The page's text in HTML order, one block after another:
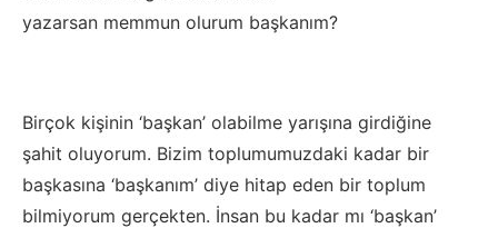
yazarsan memmun olurum başkanım?
Birçok kişinin ‘başkan’ olabilme yarışına girdiğine
şahit oluyorum. Bizim toplumumuzdaki kadar bir
başkasına ‘başkanım’ diye hitap eden bir toplum
bilmiyorum gerçekten. İnsan bu kadar mı ‘başkan’